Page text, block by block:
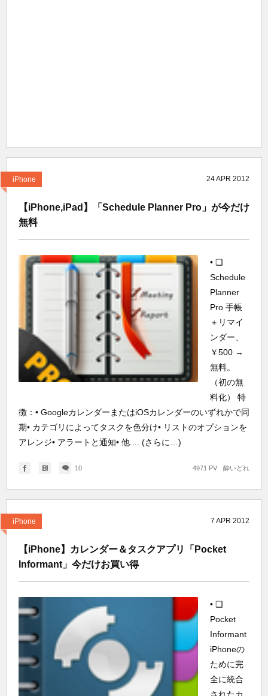
iPhone 24APR 2012
【iPhone,iPad】「Schedule Planner Pro」が今だけ
無料
• ❑
Schedule
Planner
Pro 手帳
＋リマイ
ンダー、
￥500 →
無料。
（初の無
料化） 特
徴：• GoogleカレンダーまたはiOSカレンダーのいずれかで同
期• カテゴリによってタスクを色分け• リストのオプションを
アレンジ• アラートと通知• 他.... (さらに…)
10 酔いどれ
4971 PV
iPhone 7 APR 2012
【iPhone】カレンダー＆タスクアプリ「Pocket
Informant」今だけお買い得
• ❑
Pocket
Informant
iPhoneの
ために完
全に統合